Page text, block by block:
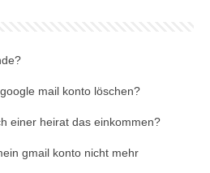
mail konto löschen?
einer heirat das einkommen?
gmail konto nicht mehr